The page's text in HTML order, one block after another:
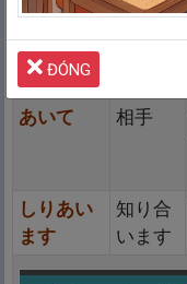
こんやく
します
Nghĩa: Điều ước, lời hứa, ước
chừng
あいて 相手
しりあい
ます
知 り 合
います
ĐÓNG